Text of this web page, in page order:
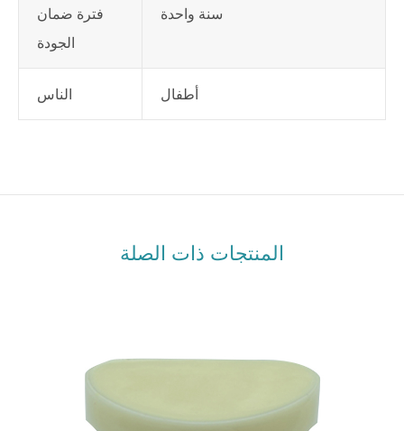
فترة ضمان
الجودة
سنة واحدة
الناس أطفال
المنتجات ذات الصلة